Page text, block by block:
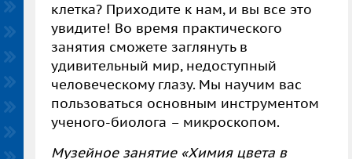
клетка? Приходите к нам, и вы все это
увидите! Во время практического
занятия сможете заглянуть в
удивительный мир, недоступный
человеческому глазу. Мы научим вас
пользоваться основным инструментом
ученого-биолога – микроскопом.
Музейное занятие «Химия цвета в